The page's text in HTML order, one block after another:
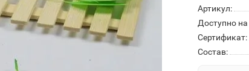
Артикул:
Доступно на
Сертификат:
Состав: